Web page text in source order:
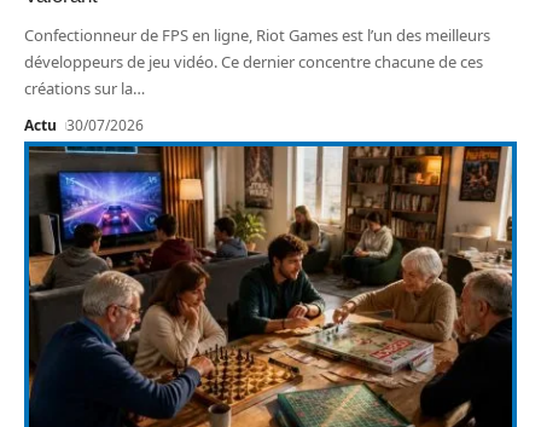
Confectionneur de FPS en ligne, Riot Games est l’un des meilleurs
développeurs de jeu vidéo. Ce dernier concentre chacune de ces
créations sur la…
Actu 30/07/2026